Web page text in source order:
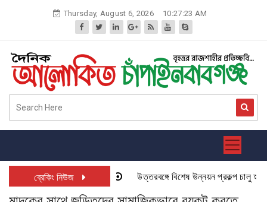
Thursday, August 6, 2026 10:27:24 AM
ব্রেকিং নিউজ উত্তরবঙ্গে বিশেষ উন্নয়ন প্রকল্প চালু হতে